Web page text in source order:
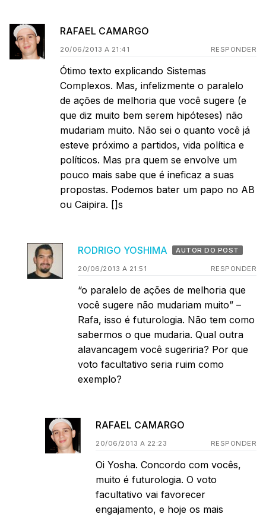
RAFAEL CAMARGO
20/06/2013 A 21:41 RESPONDER
Ótimo texto explicando Sistemas
Complexos. Mas, infelizmente o paralelo
de ações de melhoria que você sugere (e
que diz muito bem serem hipóteses) não
mudariam muito. Não sei o quanto você já
esteve próximo a partidos, vida política e
políticos. Mas pra quem se envolve um
pouco mais sabe que é ineficaz a suas
propostas. Podemos bater um papo no AB
ou Caipira. []s
RODRIGO YOSHIMA AUTOR DO POST
20/06/2013 A 21:51 RESPONDER
“o paralelo de ações de melhoria que
você sugere não mudariam muito” –
Rafa, isso é futurologia. Não tem como
sabermos o que mudaria. Qual outra
alavancagem você sugeriria? Por que
voto facultativo seria ruim como
exemplo?
RAFAEL CAMARGO
20/06/2013 A 22:23 RESPONDER
Oi Yosha. Concordo com vocês,
muito é futurologia. O voto
facultativo vai favorecer
engajamento, e hoje os mais